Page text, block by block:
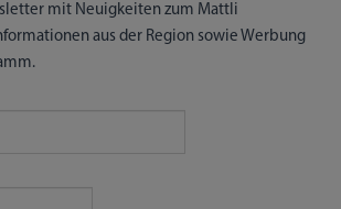
mit Neuigkeiten zum Mattli
aus der Region sowie Werbung